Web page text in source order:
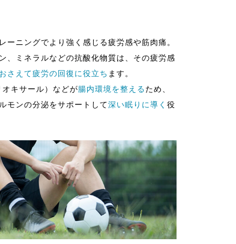
ニングでより強く感じる疲労感や筋肉痛。
、ミネラルなどの抗酸化物質は、その疲労感
さえて疲労の回復に役立ち ます。
キサール）などが腸内環境を整える ため、
モンの分泌をサポートして深い眠りに導く 役